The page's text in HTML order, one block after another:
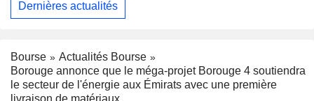
Dernières actualités
Bourse
Actualités Bourse
Borouge annonce que le méga-projet Borouge 4 soutiendra
le secteur de l'énergie aux Émirats avec une première